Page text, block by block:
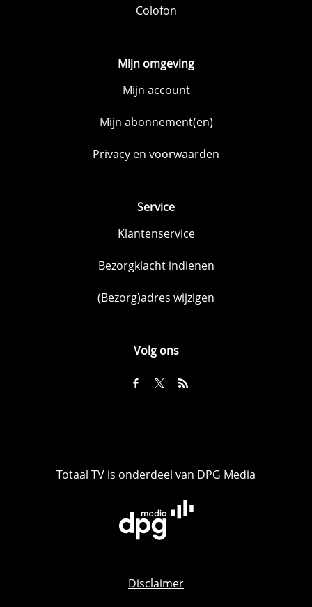
Colofon
Mijn omgeving
Mijn account
Mijn abonnement(en)
Privacy en voorwaarden
Service
Klantenservice
Bezorgklacht indienen
(Bezorg)adres wijzigen
Volg ons
Totaal TV is onderdeel van DPG Media
Disclaimer